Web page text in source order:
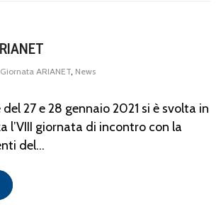
Giornata ARIANET, News
27 e 28 gennaio 2021 si è svolta in
l’VIII giornata di incontro con la
del…